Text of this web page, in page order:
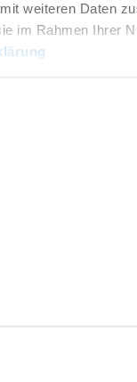
weiteren Daten
im Rahmen Ihrer
w przekroju